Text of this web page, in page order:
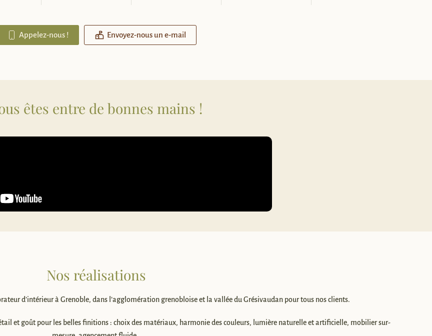
Appelez-nous ! Envoyez-nous un e-mail
êtes entre de bonnes mains !
Nos réalisations
d’intérieur à Grenoble, dans l’agglomération grenobloise et la vallée du Grésivaudan pour tous nos clients.
et goût pour les belles finitions : choix des matériaux, harmonie des couleurs, lumière naturelle et artificielle, mobilier sur-